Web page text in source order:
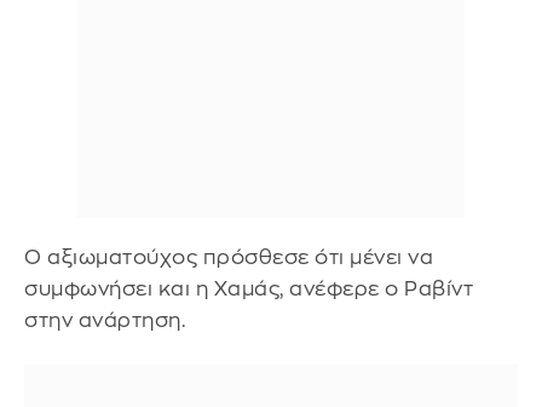
Ο αξιωματούχος πρόσθεσε ότι μένει να
συμφωνήσει και η Χαμάς, ανέφερε ο Ραβίντ
στην ανάρτηση.